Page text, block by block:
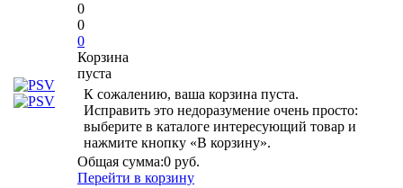
0
0
0
Корзина
пуста
К сожалению, ваша корзина пуста.
Исправить это недоразумение очень просто:
выберите в каталоге интересующий товар и
нажмите кнопку «В корзину».
Общая сумма:0 руб.
Перейти в корзину